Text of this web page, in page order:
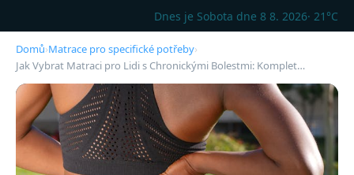
Dnes je Sobota dne 8 8. 2026· 21°C
Domů›Matrace pro specifické potřeby›
Jak Vybrat Matraci pro Lidi s Chronickými Bolestmi: Komplet…